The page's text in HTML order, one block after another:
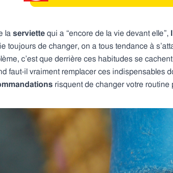
la serviette qui a “encore de la vie devant elle”,
toujours de changer, on a tous tendance à
c’est que derrière ces habitudes se
faut-il vraiment remplacer ces indispensables
risquent de changer votre routine